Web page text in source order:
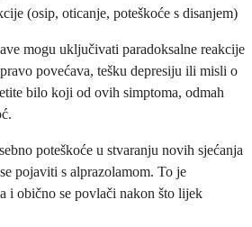
(osip, oticanje, poteškoće s disanjem)
mogu uključivati paradoksalne reakcije
povećava, tešku depresiju ili misli o
bilo koji od ovih simptoma, odmah
poteškoće u stvaranju novih sjećanja
pojaviti s alprazolamom. To je
i obično se povlači nakon što lijek